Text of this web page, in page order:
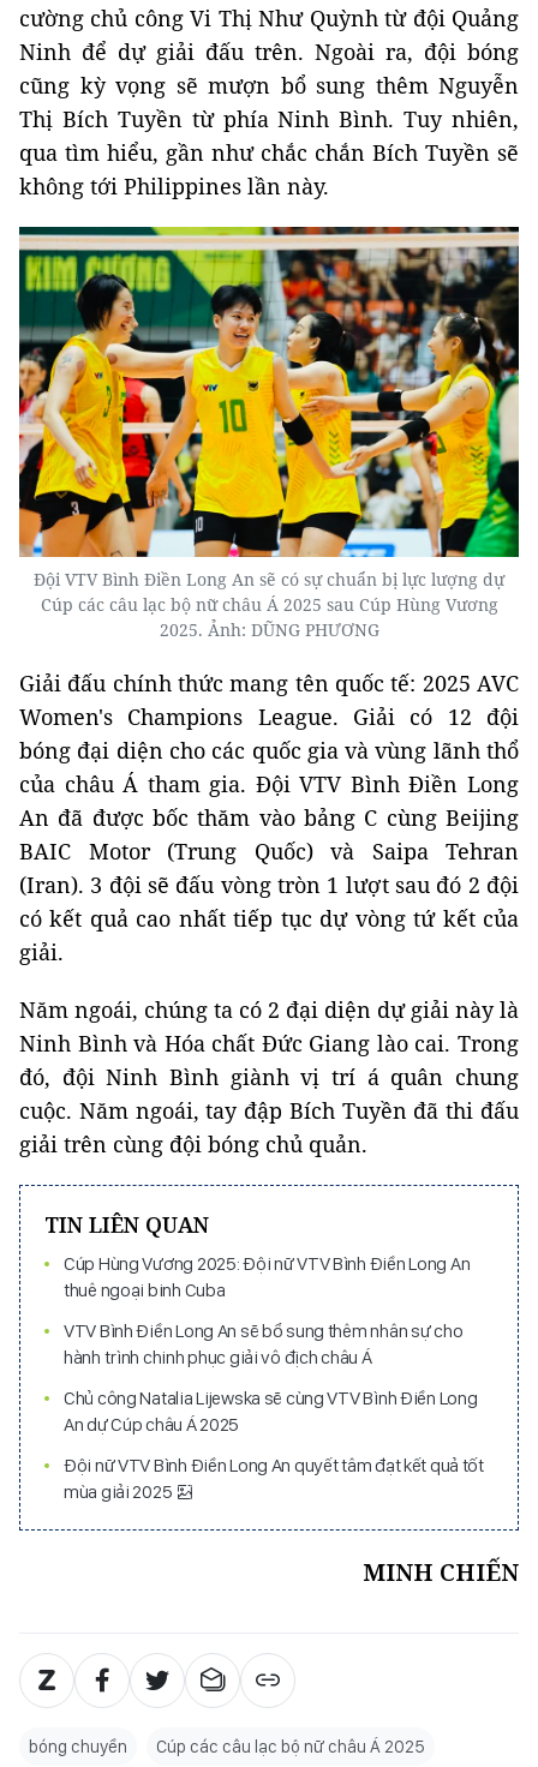
cường chủ công Vi Thị Như Quỳnh từ đội Quảng
Ninh để dự giải đấu trên. Ngoài ra, đội bóng
cũng kỳ vọng sẽ mượn bổ sung thêm Nguyễn
Thị Bích Tuyền từ phía Ninh Bình. Tuy nhiên,
qua tìm hiểu, gần như chắc chắn Bích Tuyền sẽ
không tới Philippines lần này.
Đội VTV Bình Điền Long An sẽ có sự chuẩn bị lực lượng dự
Cúp các câu lạc bộ nữ châu Á 2025 sau Cúp Hùng Vương
2025. Ảnh: DŨNG PHƯƠNG
Giải đấu chính thức mang tên quốc tế: 2025 AVC
Women's Champions League. Giải có 12 đội
bóng đại diện cho các quốc gia và vùng lãnh thổ
của châu Á tham gia. Đội VTV Bình Điền Long
An đã được bốc thăm vào bảng C cùng Beijing
BAIC Motor (Trung Quốc) và Saipa Tehran
(Iran). 3 đội sẽ đấu vòng tròn 1 lượt sau đó 2 đội
có kết quả cao nhất tiếp tục dự vòng tứ kết của
giải.
Năm ngoái, chúng ta có 2 đại diện dự giải này là
Ninh Bình và Hóa chất Đức Giang lào cai. Trong
đó, đội Ninh Bình giành vị trí á quân chung
cuộc. Năm ngoái, tay đập Bích Tuyền đã thi đấu
giải trên cùng đội bóng chủ quản.
TIN LIÊN QUAN
Cúp Hùng Vương 2025: Đội nữ VTV Bình Điền Long An
thuê ngoại binh Cuba
VTV Bình Điền Long An sẽ bổ sung thêm nhân sự cho
hành trình chinh phục giải vô địch châu Á
Chủ công Natalia Lijewska sẽ cùng VTV Bình Điền Long
An dự Cúp châu Á 2025
Đội nữ VTV Bình Điền Long An quyết tâm đạt kết quả tốt
mùa giải 2025
MINH CHIẾN
bóng chuyền Cúp các câu lạc bộ nữ châu Á 2025